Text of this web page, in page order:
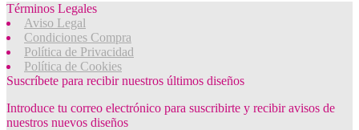
Términos Legales
Aviso Legal
Condiciones Compra
Política de Privacidad
Política de Cookies
Suscríbete para recibir nuestros últimos diseños
Introduce tu correo electrónico para suscribirte y recibir avisos de
nuestros nuevos diseños